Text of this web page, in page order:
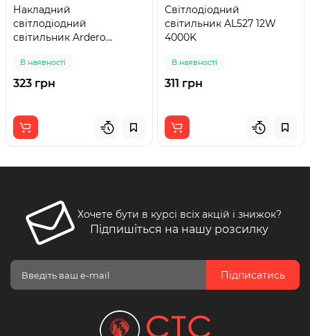
Накладний
світлодіодний
світильник Ardero
квадрат
В наявності
323 грн
Світлодіодний
світильник AL527 12W
4000K
В наявності
311 грн
Хочете бути в курсі всіх акцій і знижок?
Підпишіться на нашу розсилку
Підписатись